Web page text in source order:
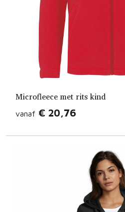
Microfleece met rits kind
vanaf € 20,76